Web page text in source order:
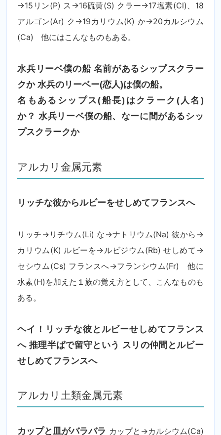
→15リン(P) ス→16硫黄(S) クラー→17塩素(Cl)、18
アルゴン(Ar) ク→19カリウム(K) か→20カルシウム
(Ca) 他にはこんなものもある。
水兵リーベ僕の船 名前があるシップスクラー
クか 水兵のリーベー(恋人)は僕の船。
名もあるシップス(船長)はクラーク(人名)
か？ 水兵リーベ僕の船、なーに間があるシッ
プスクラークか
アルカリ金属元素
リッチな彼からルビーをせしめてフランスへ
リッチ→リチウム(Li) な→ナトリウム(Na) 彼から→
カリウム(K) ルビーを→ルビジウム(Rb) せしめて→
セシウム(Cs) フランスへ→フランシウム(Fr) 他に
水素(H)を加えた１族の覚え方として、こんなものも
ある。
ヘイ！リッチな彼とルビーせしめてフランス
へ 推理半ばで留守という スリの仲間とルビー
せしめてフランスへ
アルカリ土類金属元素
カップと皿がバラバラ カップと→カルシウム(Ca)